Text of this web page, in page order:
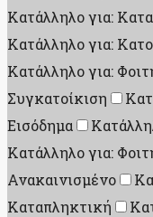
Κατάλληλο για:
Κατάλληλο για:
Κατάλληλο για:
Συγκατοίκιση
Εισόδημα
Κατάλληλο για:
Ανακαινισμένο
Καταπληκτική